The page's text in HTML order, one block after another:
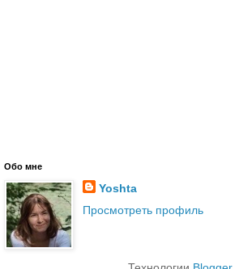
Обо мне
Yoshta
Просмотреть профиль